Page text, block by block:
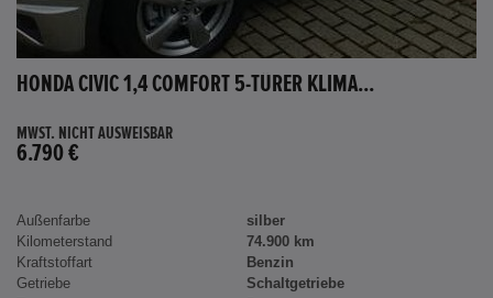
HONDA CIVIC 1,4 COMFORT 5-TÜRER KLIMA...
MWST. NICHT AUSWEISBAR
6.790 €
Außenfarbe
silber
Kilometerstand
74.900 km
Kraftstoffart
Benzin
Getriebe
Schaltgetriebe